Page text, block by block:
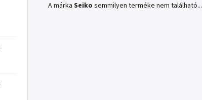
A márka Seiko semmilyen terméke nem található...